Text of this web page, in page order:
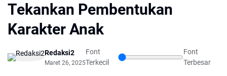
Tekankan Pembentukan
Karakter Anak
Redaksi2
Maret 26, 2025
Font
Terkecil
Font
Terbesar